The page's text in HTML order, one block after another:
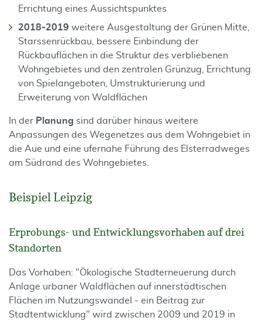
Errichtung eines Aussichtspunktes
2018-2019 weitere Ausgestaltung der Grünen Mitte,
Starssenrückbau, bessere Einbindung der
Rückbauflächen in die Struktur des verbliebenen
Wohngebietes und den zentralen Grünzug, Errichtung
von Spielangeboten, Umstrukturierung und
Erweiterung von Waldflächen
In der Planung sind darüber hinaus weitere
Anpassungen des Wegenetzes aus dem Wohngebiet in
die Aue und eine ufernahe Führung des Elsterradweges
am Südrand des Wohngebietes.
Beispiel Leipzig
Erprobungs- und Entwicklungsvorhaben auf drei
Standorten
Das Vorhaben: "Ökologische Stadterneuerung durch
Anlage urbaner Waldflächen auf innerstädtischen
Flächen im Nutzungswandel - ein Beitrag zur
Stadtentwicklung" wird zwischen 2009 und 2019 in